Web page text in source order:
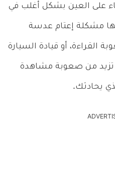
على العين بشكل أغلب في
مشكلة إعتام عدسة
القراءة، أو قيادة السيارة
تزيد من صعوبة مشاهدة
يحادثك.